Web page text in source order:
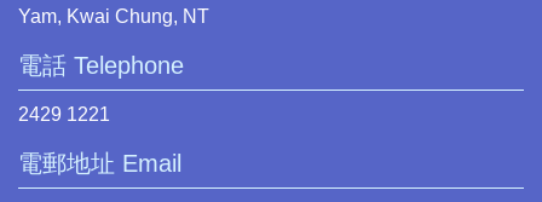
Yam, Kwai Chung, NT
電話 Telephone
2429 1221
電郵地址 Email